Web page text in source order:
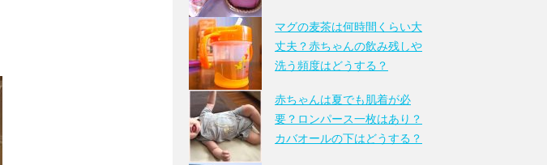
マグの麦茶は何時間くらい大
丈夫？赤ちゃんの飲み残しや
洗う頻度はどうする？
赤ちゃんは夏でも肌着が必
要？ロンパース一枚はあり？
カバオールの下はどうする？